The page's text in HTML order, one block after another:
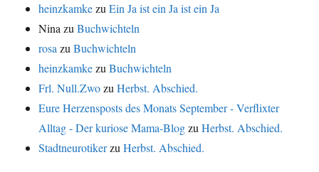
heinzkamkezuEin Ja ist ein Ja ist ein Ja
NinazuBuchwichteln
rosazuBuchwichteln
heinzkamkezuBuchwichteln
Frl. Null.ZwozuHerbst. Abschied.
Eure Herzensposts des Monats September - Verflixter
Alltag - Der kuriose Mama-BlogzuHerbst. Abschied.
StadtneurotikerzuHerbst. Abschied.